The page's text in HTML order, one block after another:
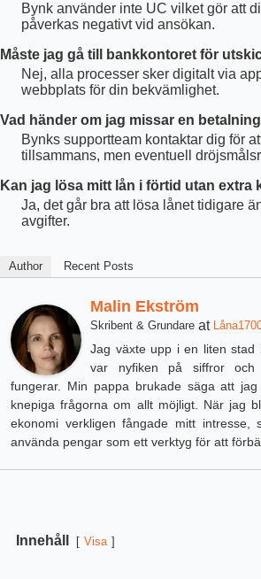
Bynk använder inte UC vilket gör att
påverkas negativt vid ansökan.
Måste jag gå till bankkontoret för
Nej, alla processer sker digitalt via
webbplats för din bekvämlighet.
Vad händer om jag missar en
Bynks supportteam kontaktar dig för
tillsammans, men eventuell
Kan jag lösa mitt lån i förtid utan extra
Ja, det går bra att lösa lånet tidigare
avgifter.
Author Recent Posts
Malin Ekström
Skribent & Grundare at
Jag växte upp i en liten stad
var nyfiken på siffror
fungerar. Min pappa brukade säga att
knepiga frågorna om allt möjligt. När jag
ekonomi verkligen fångade mitt intresse,
använda pengar som ett verktyg för att
Innehåll Visa